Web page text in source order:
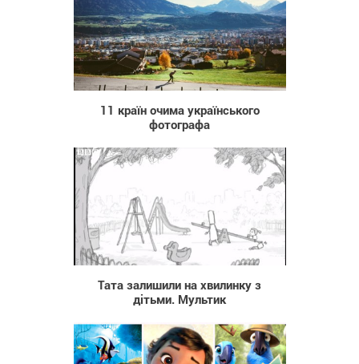
775
11 країн очима українського
фотографа
1 007
Тата залишили на хвилинку з
дітьми. Мультик